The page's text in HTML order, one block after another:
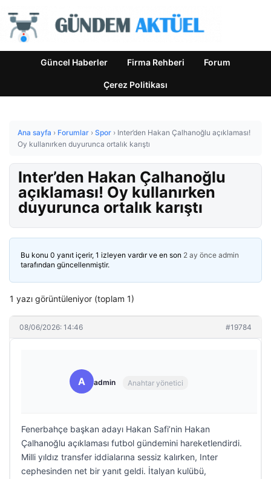
Güncel Haberler Firma Rehberi Forum
Çerez Politikası
Ana sayfa › Forumlar › Spor › Inter’den Hakan Çalhanoğlu açıklaması!
Oy kullanırken duyurunca ortalık karıştı
Inter’den Hakan Çalhanoğlu
açıklaması! Oy kullanırken
duyurunca ortalık karıştı
Bu konu 0 yanıt içerir, 1 izleyen vardır ve en son 2 ay önce admin
tarafından güncellenmiştir.
1 yazı görüntüleniyor (toplam 1)
08/06/2026: 14:46 #19784
A admin Anahtar yönetici
Fenerbahçe başkan adayı Hakan Safi’nin Hakan
Çalhanoğlu açıklaması futbol gündemini hareketlendirdi.
Milli yıldız transfer iddialarına sessiz kalırken, Inter
cephesinden net bir yanıt geldi. İtalyan kulübü,